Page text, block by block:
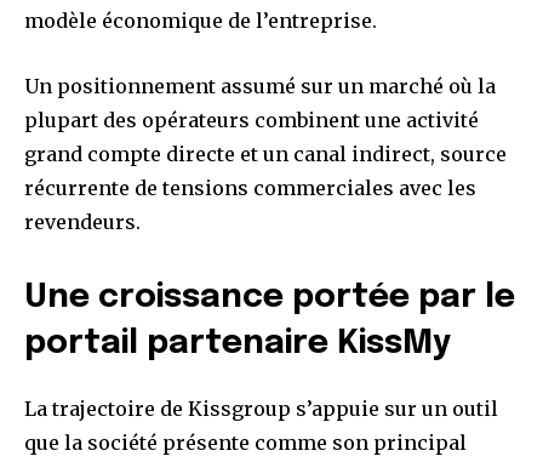
modèle économique de l’entreprise.
Un positionnement assumé sur un marché où la
plupart des opérateurs combinent une activité
grand compte directe et un canal indirect, source
récurrente de tensions commerciales avec les
revendeurs.
Une croissance portée par le
portail partenaire KissMy
La trajectoire de Kissgroup s’appuie sur un outil
que la société présente comme son principal